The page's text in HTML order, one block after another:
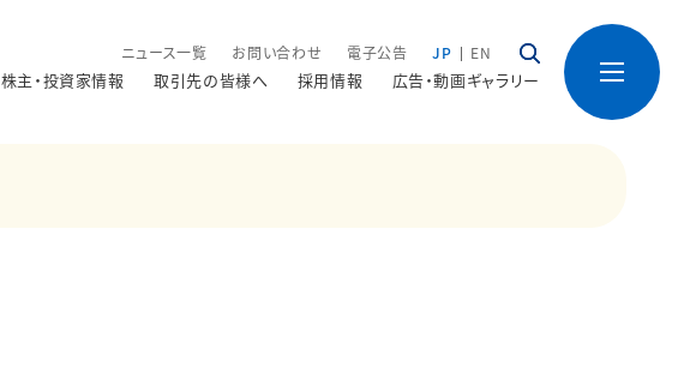
ニュース一覧 お問い合わせ 電子公告 JP EN
株主・投資家情報 取引先の皆様へ 採用情報 広告・動画ギャラリー